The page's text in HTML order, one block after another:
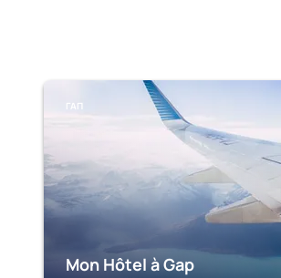
ГАП
Mon Hôtel à Gap